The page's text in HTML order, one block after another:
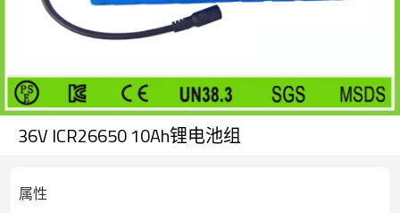
36V ICR26650 10Ah锂电池组
属性